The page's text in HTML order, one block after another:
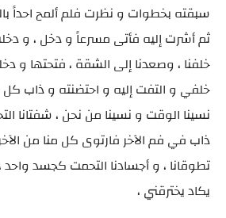
سبقته بخطوات و نظرت فلم ألمح احداً
ثم أشرت إليه فأتى مسرعاً و دخل ، و
خلفنا ، وصعدنا إلى الشقة ، فتحتها و
خلفي و التفت إليه و احتضنته و ذاب كل
نسينا الوقت و نسينا من نحن ، شفتانا
ذاب في فم الآخر فارتوى كل منا من الآخر
تطوقانا ، و أجسادنا التحمت كجسد
يكاد يخترقني ،